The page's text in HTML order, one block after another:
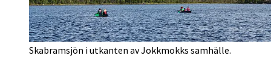
Skabramsjön i utkanten av Jokkmokks samhälle.